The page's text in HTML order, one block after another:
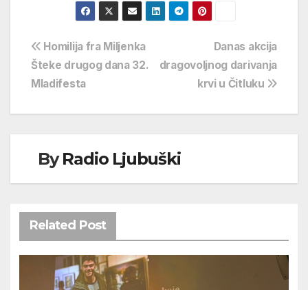
Navigacija
objava
Danas akcija
dragovoljnog darivanja
krvi u Čitluku
Homilija fra Miljenka
Šteke drugog dana 32.
Mladifesta
ByRadio Ljubuški
Related Post